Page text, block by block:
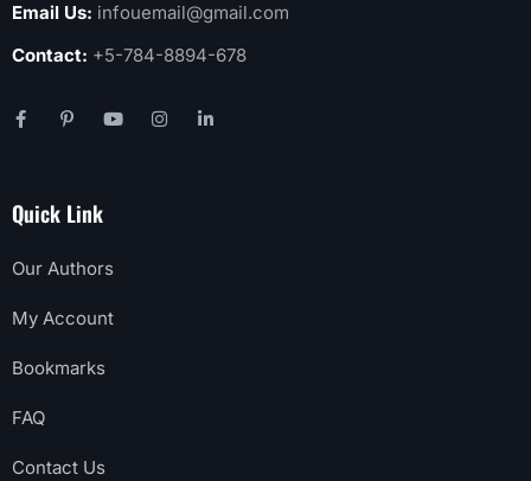
Email Us: infouemail@gmail.com
Contact: +5-784-8894-678
Quick Link
Our Authors
My Account
Bookmarks
FAQ
Contact Us